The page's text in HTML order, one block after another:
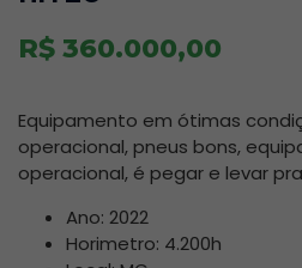
R$ 360.000,00
Equipamento em ótimas
operacional, pneus bons,
operacional, é pegar e levar
Ano: 2022
Horimetro: 4.200h